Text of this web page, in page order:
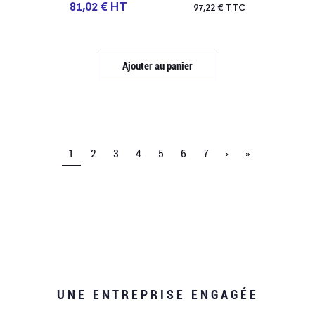
81,02 € HT 97,22 € TTC
Ajouter au panier
1 2 3 4 5 6 7 › »
UNE ENTREPRISE ENGAGÉE